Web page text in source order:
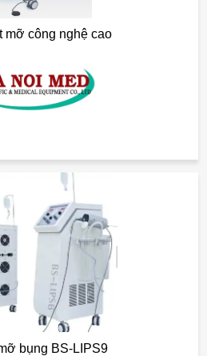
mỡ công nghệ cao
bụng BS-LIPS9